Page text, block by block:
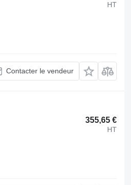
HT
Contacter le vendeur
355,65 €
HT